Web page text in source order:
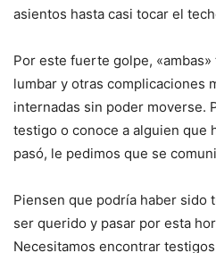
asientos hasta casi tocar el
Por este fuerte golpe,
lumbar y otras complicaciones
internadas sin poder moverse.
testigo o conoce a alguien que
pasó, le pedimos que se
Piensen que podría haber sido
ser querido y pasar por esta
Necesitamos encontrar